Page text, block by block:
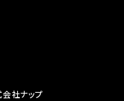
社ナップ